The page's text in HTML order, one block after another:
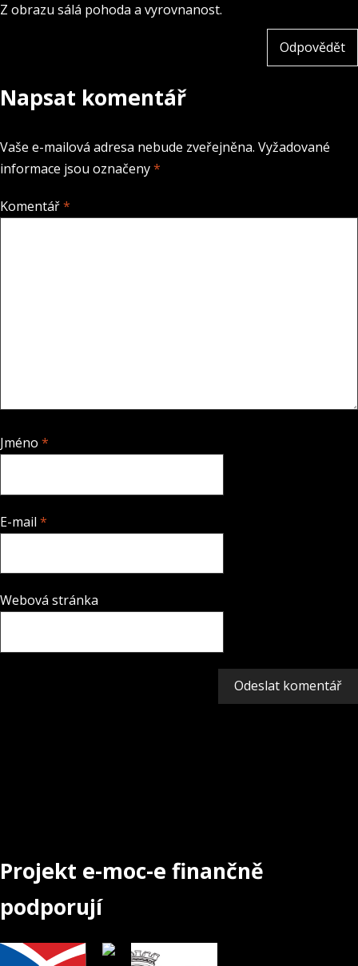
Z obrazu sálá pohoda a vyrovnanost.
Odpovědět
Napsat komentář
Vaše e-mailová adresa nebude zveřejněna. Vyžadované
informace jsou označeny*
Komentář*
Jméno *
E-mail *
Webová stránka
Projekt e-moc-e finančně
podporují